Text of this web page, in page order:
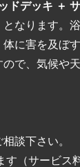
ドデッキ ＋
なります。
に害を及ぼ
で、気候や
談下さい。
（サービス